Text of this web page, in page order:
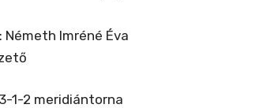
Németh Imréné Éva
1-2 meridiántorna